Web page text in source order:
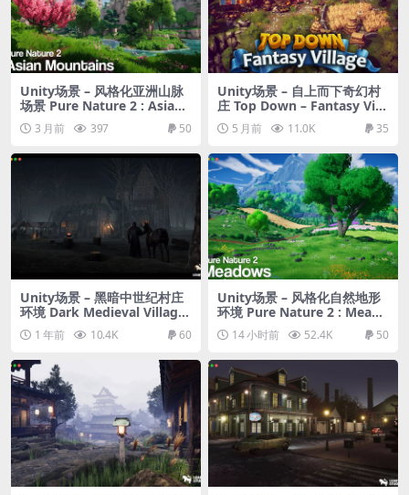
Unity场景 – 风格化亚洲山脉
场景 Pure Nature 2 : Asian
Mountains
3 月前 397 50
Unity场景 – 自上而下奇幻村
庄 Top Down – Fantasy Vill
age5 月前 11.0K 35
Unity场景 – 黑暗中世纪村庄
环境 Dark Medieval Village
Environment Megapack (M
odular with Full Interiors)
1 年前 10.4K 60
Unity场景 – 风格化自然地形
环境 Pure Nature 2 : Meado
ws14 小时前 52.4K 50